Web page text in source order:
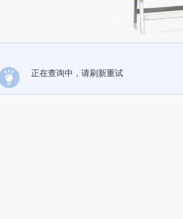
正在查询中，请刷新重试